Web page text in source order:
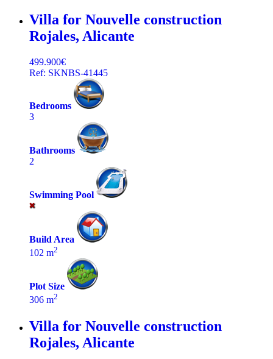
Villa for Nouvelle construction
Rojales, Alicante
499.900€
Ref: SKNBS-41445
Bedrooms
3
Bathrooms
2
Swimming Pool
Build Area
102 m2
Plot Size
306 m2
Villa for Nouvelle construction
Rojales, Alicante